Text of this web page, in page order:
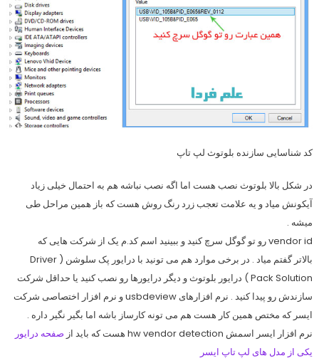
کد شناسایی سازنده بلوتوث لپ تاپ
در شکل بالا بلوتوث نصب هست اما اگه نصب نباشه هم به احتمال خیلی زیاد
آیکونش میاد و یه علامت تعجب زرد رنگ روش هست که باز همین مراحل طی
میشه .
vendor id رو تو گوگل سرچ کنید و ببینید اسم کد.م یک از شرکت هایی که
بالاتر گفتم میاد . در برخی موارد هم می تونید با درایور پک سلوشن ( Driver
Pack Solution ) درایور بلوتوث و دیگر درایورها رو نصب کنید یا حداقل شرکت
سازندش رو پیدا کنید . نرم افزارهای usbdeview و نرم افزار اختصاصی شرکت
ایسر که مختص همین کار هست هم می تونه کارساز باشه اما بگیر نگیر داره .
نرم افزار ایسر اسمش hw vendor detection هست که باید از
صفحه درایور
یکی از مدل های لپ تاپ ایسر